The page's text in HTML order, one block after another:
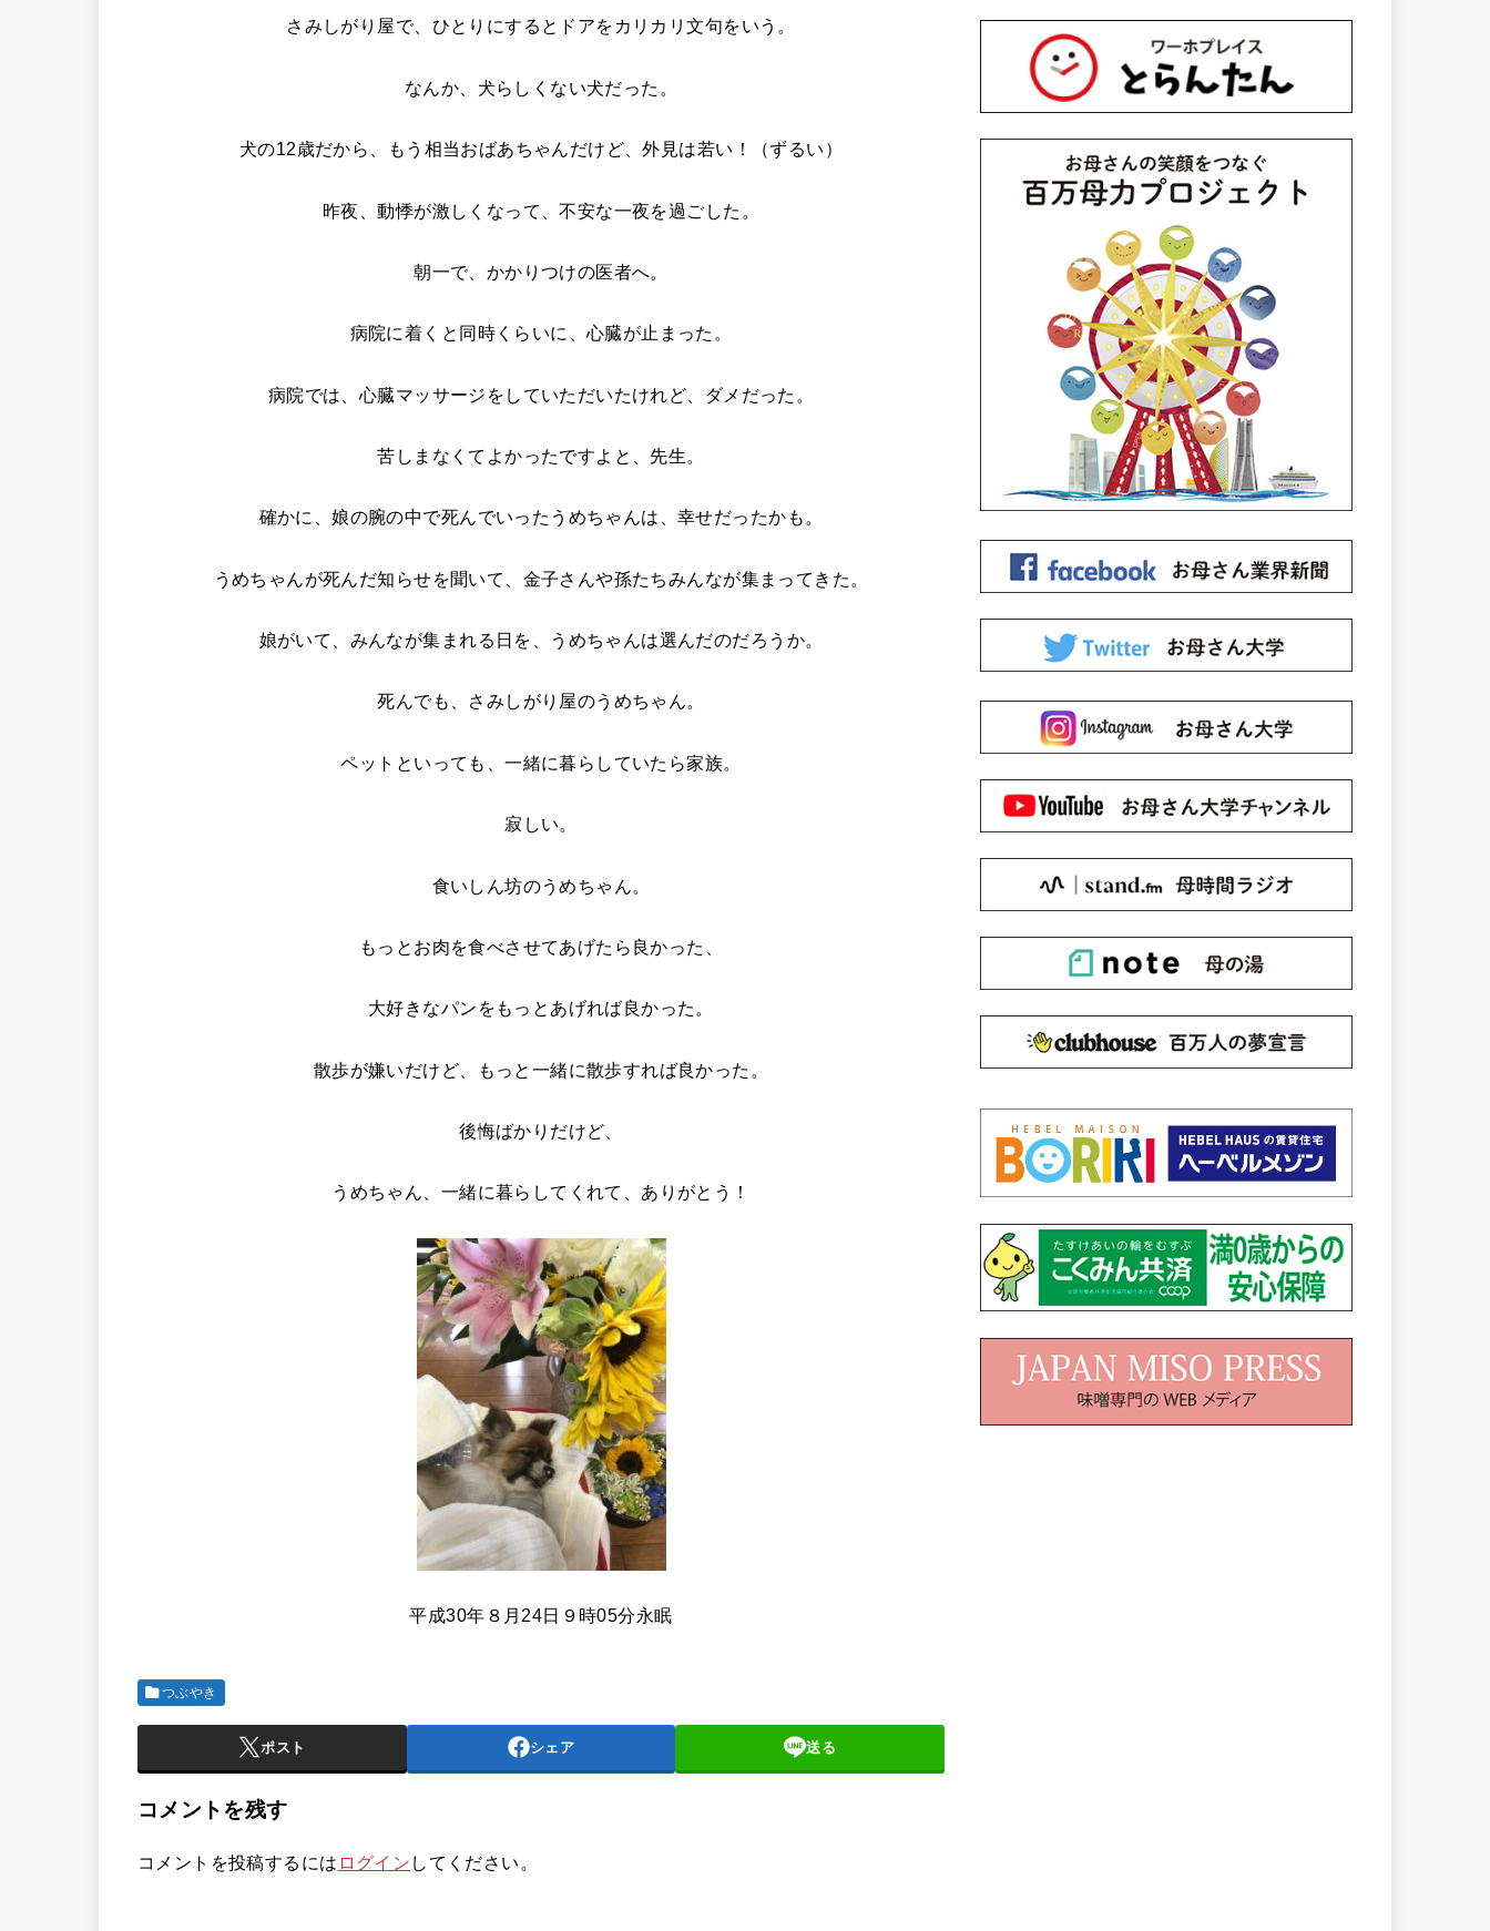
さみしがり屋で、ひとりにするとドアをカリカリ文句をいう。
なんか、犬らしくない犬だった。
犬の12歳だから、もう相当おばあちゃんだけど、外見は若い！（ずるい）
昨夜、動悸が激しくなって、不安な一夜を過ごした。
朝一で、かかりつけの医者へ。
病院に着くと同時くらいに、心臓が止まった。
病院では、心臓マッサージをしていただいたけれど、ダメだった。
苦しまなくてよかったですよと、先生。
確かに、娘の腕の中で死んでいったうめちゃんは、幸せだったかも。
うめちゃんが死んだ知らせを聞いて、金子さんや孫たちみんなが集まってきた。
娘がいて、みんなが集まれる日を、うめちゃんは選んだのだろうか。
死んでも、さみしがり屋のうめちゃん。
ペットといっても、一緒に暮らしていたら家族。
寂しい。
食いしん坊のうめちゃん。
もっとお肉を食べさせてあげたら良かった、
大好きなパンをもっとあげれば良かった。
散歩が嫌いだけど、もっと一緒に散歩すれば良かった。
後悔ばかりだけど、
うめちゃん、一緒に暮らしてくれて、ありがとう！
平成30年８月24日９時05分永眠
つぶやき
ポスト シェア 送る
コメントを残す
コメントを投稿するには ログイン してください。